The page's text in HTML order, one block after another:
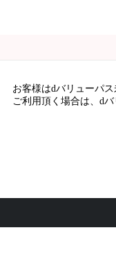
お客様はdバリューパス
ご利用頂く場合は、d